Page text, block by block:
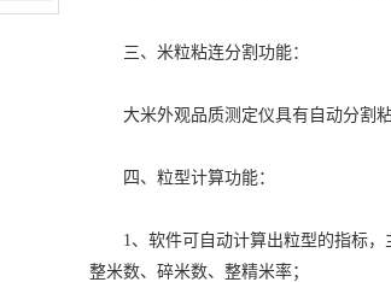
三、米粒粘连分割功能：
大米外观品质测定仪具有自动分割粘
四、粒型计算功能：
1、软件可自动计算出粒型的指标，
整米数、碎米数、整精米率；